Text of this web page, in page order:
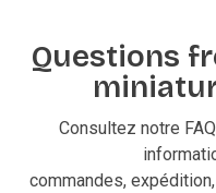
Questions
Consultez notre
commandes,